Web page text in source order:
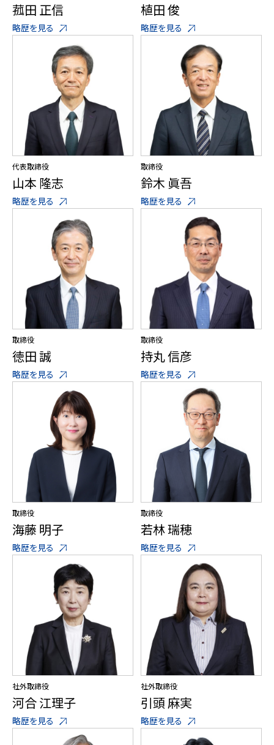
菰田 正信
略歴を見る
植田 俊
略歴を見る
代表取締役
山本 隆志
略歴を見る
取締役
鈴木 眞吾
略歴を見る
取締役
徳田 誠
略歴を見る
取締役
持丸 信彦
略歴を見る
取締役
海藤 明子
略歴を見る
取締役
若林 瑞穂
略歴を見る
社外取締役
河合 江理子
略歴を見る
社外取締役
引頭 麻実
略歴を見る